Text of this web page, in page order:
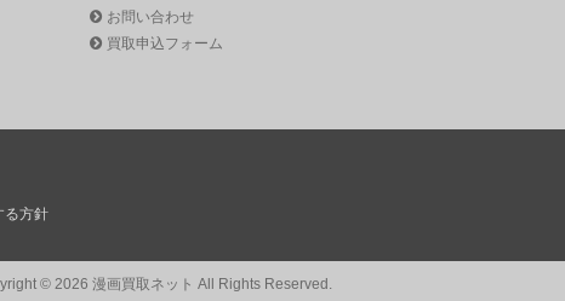
お問い合わせ
買取申込フォーム
る方針
© 2026 漫画買取ネット All Rights Reserved.